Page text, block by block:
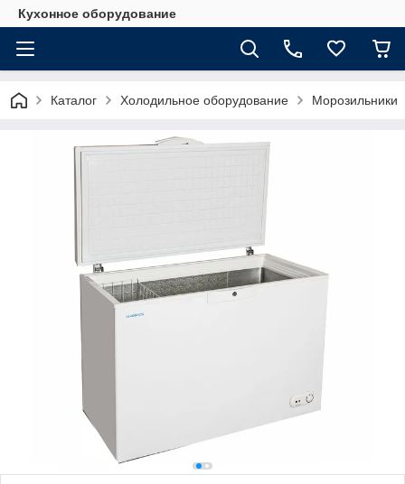
Кухонное оборудование
Каталог Холодильное оборудование Морозильники